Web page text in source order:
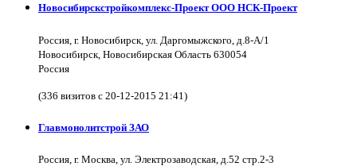
Новосибирскстройкомплекс-Проект ООО НСК-Проект
Россия, г. Новосибирск, ул. Даргомыжского, д.8-А/1
Новосибирск, Новосибирская Область 630054
Россия
(336 визитов с 20-12-2015 21:41)
Главмонолитстрой ЗАО
Россия, г. Москва, ул. Электрозаводская, д.52 стр.2-3